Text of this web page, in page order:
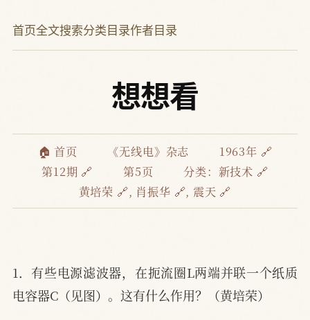
首页全文搜索分类目录作者目录
想想看
🏠 首页 《无线电》杂志
1963年 🔗
第12期 🔗
第5页 分类： 新技术 🔗
黄培荣 🔗, 肖振华 🔗, 震天 🔗
1．有些电源滤波器，在扼流圈L两端并联一个纸质
电容器C（见图）。这有什么作用？（黄培荣）